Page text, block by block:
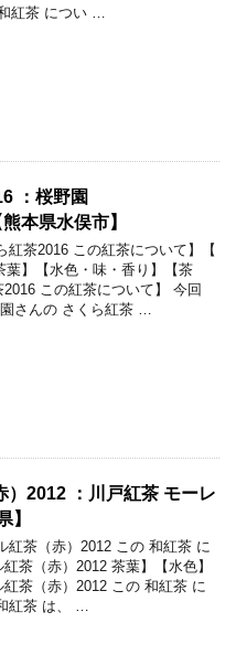
紅茶 につい …
：桜野園
本県水俣市】
紅茶2016 この紅茶について】【
葉】【水色・味・香り】【茶
この紅茶について】 今回
さんの さくら紅茶 …
）2012 ：川戸紅茶 モーレ
】
紅茶（赤）2012 この 和紅茶 に
茶（赤）2012 茶葉】【水色】
紅茶（赤）2012 この 和紅茶 に
紅茶 は、 …